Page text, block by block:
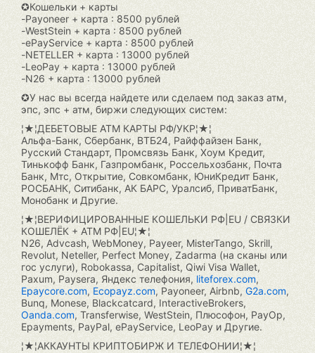
✪Кошельки + карты
-Payoneer + карта : 8500 рублей
-WestStein + карта : 8500 рублей
-ePayService + карта : 8500 рублей
-NETELLER + карта : 13000 рублей
-LeoPay + карта : 13000 рублей
-N26 + карта : 13000 рублей
✪У нас вы всегда найдете или сделаем под заказ атм,
эпс, эпс + атм, биржи следующих систем:
¦★¦ДЕБЕТОВЫЕ АТМ КАРТЫ РФ/УКР¦★¦
Альфа-Банк, Сбербанк, ВТБ24, Райффайзен Банк,
Русский Стандарт, Промсвязь Банк, Хоум Кредит,
Тинькофф Банк, Газпромбанк, Россельхозбанк, Почта
Банк, Мтс, Открытие, Совкомбанк, ЮниКредит Банк,
РОСБАНК, Ситибанк, АК БАРС, Уралсиб, ПриватБанк,
Монобанк и Другие.
¦★¦ВЕРИФИЦИРОВАННЫЕ КОШЕЛЬКИ РФ|EU / СВЯЗКИ
КОШЕЛЁК + АТМ РФ|EU¦★¦
N26, Advcash, WebMoney, Payeer, MisterTango, Skrill,
Revolut, Neteller, Perfect Money, Zadarma (на сканы или
гос услуги), Robokassa, Capitalist, Qiwi Visa Wallet,
Paxum, Paysera, Яндекс телефония, liteforex.com,
Epaycore.com, Ecopayz.com, Payoneer, Airbnb, G2a.com,
Bunq, Monese, Blackcatcard, InteractiveBrokers,
Oanda.com, Transferwise, WestStein, Плюсофон, PayOp,
Epayments, PayPal, ePayService, LeoPay и Другие.
¦★¦АККАУНТЫ КРИПТОБИРЖ И ТЕЛЕФОНИИ¦★¦